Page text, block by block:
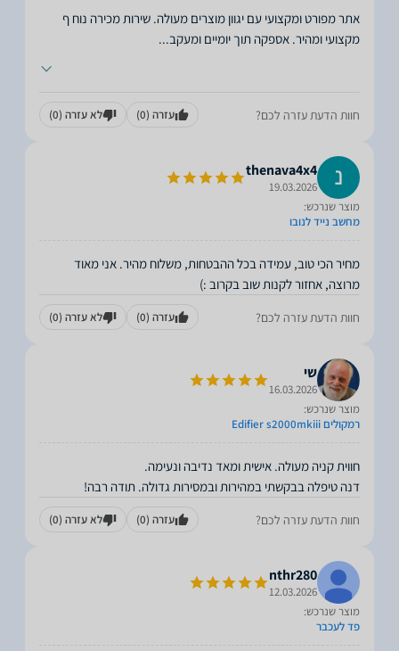
אתר מפורט ומקצועי עם יגוון מוצרים מעולה. שירות מכירה נוח ף
מקצועי ומהיר. אספקה תוך יומיים ומעקב...
חוות הדעת עזרה לכם? עזרה (0) לא עזרה (0)
thenava4x4
19.03.2026
מוצר שנרכש:
מחשב נייד לנובו
מחיר הכי טוב, עמידה בכל ההבטחות, משלוח מהיר. אני מאוד
מרוצה, אחזור לקנות שוב בקרוב :)
חוות הדעת עזרה לכם? עזרה (0) לא עזרה (0)
שי
16.03.2026
מוצר שנרכש:
רמקולים Edifier s2000mkiii
דנה טיפלה בבקשתי במהירות ובמסירות גדולה. תודה רבה!
חוות הדעת עזרה לכם? עזרה (0) לא עזרה (0)
nthr280
12.03.2026
מוצר שנרכש:
פד לעכבר